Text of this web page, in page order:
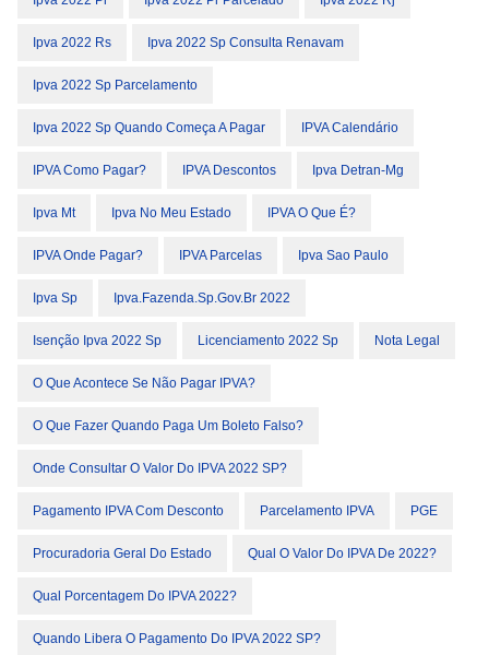
Ipva 2022 Rs Ipva 2022 Sp Consulta Renavam
Ipva 2022 Sp Parcelamento
Ipva 2022 Sp Quando Começa A Pagar IPVA Calendário
IPVA Como Pagar? IPVA Descontos Ipva Detran-Mg
Ipva Mt Ipva No Meu Estado IPVA O Que É?
IPVA Onde Pagar? IPVA Parcelas Ipva Sao Paulo
Ipva Sp Ipva.fazenda.sp.gov.br 2022
Isenção Ipva 2022 Sp Licenciamento 2022 Sp Nota Legal
O Que Acontece Se Não Pagar IPVA?
O Que Fazer Quando Paga Um Boleto Falso?
Onde Consultar O Valor Do IPVA 2022 SP?
Pagamento IPVA Com Desconto Parcelamento IPVA PGE
Procuradoria Geral Do Estado Qual O Valor Do IPVA De 2022?
Qual Porcentagem Do IPVA 2022?
Quando Libera O Pagamento Do IPVA 2022 SP?